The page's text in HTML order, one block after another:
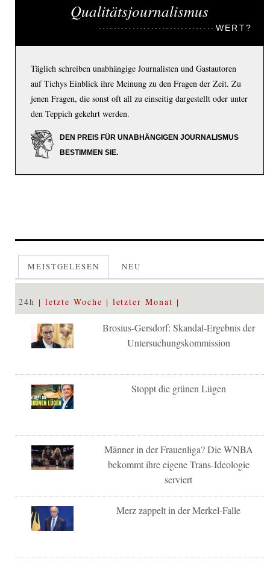
Qualitätsjournalismus
WERT?
Täglich schreiben unabhängige Journalisten und Gastautoren
auf Tichys Einblick ihre Meinung zu den Fragen der Zeit. Zu
jenen Fragen, die sonst oft all zu einseitig dargestellt oder unter
den Teppich gekehrt werden.
DEN PREIS FÜR UNABHÄNGIGEN JOURNALISMUS
BESTIMMEN SIE.
MEISTGELESEN NEU
24h letzte Woche letzter Monat
Brosius-Gersdorf: Skandal-Ergebnis der
Untersuchungskommission
Stoppt die grünen Lügen
Männer in der Frauenliga? Die WNBA
bekommt ihre eigene Trans-Ideologie
serviert
Merz zappelt in der Merkel-Falle